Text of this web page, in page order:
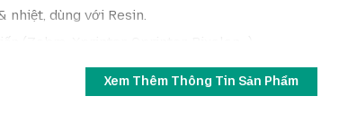
nhiệt, dùng với Resin.
Xem Thêm Thông Tin Sản Phẩm